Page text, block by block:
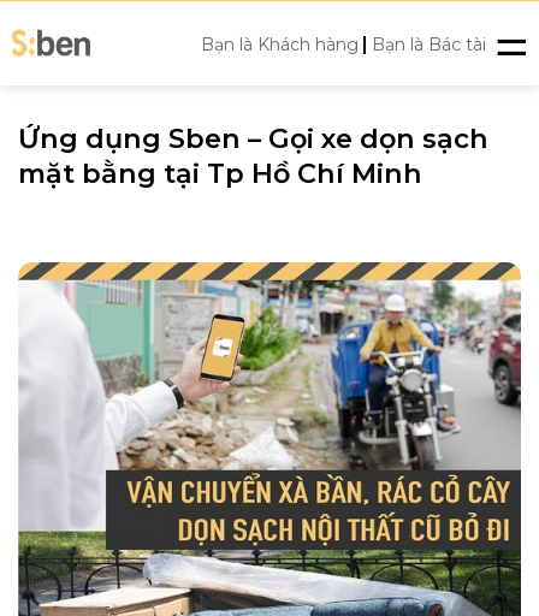
to
Bạn là Khách hàng | Bạn là Bác tài
Ứng dụng Sben – Gọi xe dọn sạch
mặt bằng tại Tp Hồ Chí Minh